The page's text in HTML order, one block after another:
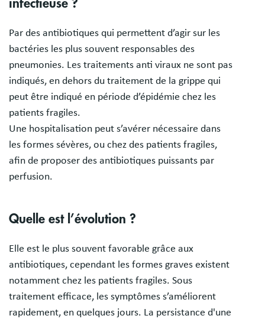
infectieuse ?
Par des antibiotiques qui permettent d’agir sur les
bactéries les plus souvent responsables des
pneumonies. Les traitements anti viraux ne sont pas
indiqués, en dehors du traitement de la grippe qui
peut être indiqué en période d’épidémie chez les
patients fragiles.
Une hospitalisation peut s’avérer nécessaire dans
les formes sévères, ou chez des patients fragiles,
afin de proposer des antibiotiques puissants par
perfusion.
Quelle est l’évolution ?
Elle est le plus souvent favorable grâce aux
antibiotiques, cependant les formes graves existent
notamment chez les patients fragiles. Sous
traitement efficace, les symptômes s’améliorent
rapidement, en quelques jours. La persistance d'une